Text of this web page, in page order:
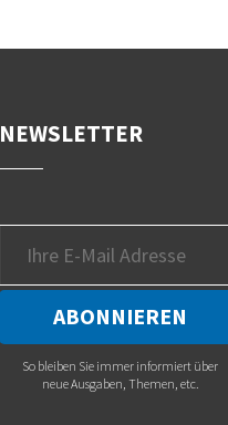
NEWSLETTER
So bleiben Sie immer informiert über
neue Ausgaben, Themen, etc.